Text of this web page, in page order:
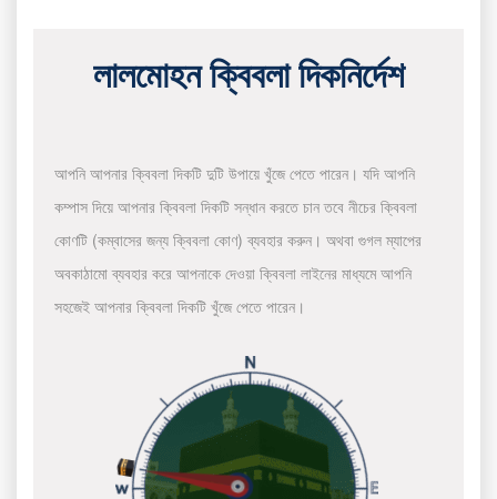
লালমোহন ক্বিবলা দিকনির্দেশ
আপনি আপনার ক্বিবলা দিকটি দুটি উপায়ে খুঁজে পেতে পারেন। যদি আপনি
কম্পাস দিয়ে আপনার ক্বিবলা দিকটি সন্ধান করতে চান তবে নীচের ক্বিবলা
কোণটি (কম্বাসের জন্য ক্বিবলা কোণ) ব্যবহার করুন। অথবা গুগল ম্যাপের
অবকাঠামো ব্যবহার করে আপনাকে দেওয়া ক্বিবলা লাইনের মাধ্যমে আপনি
সহজেই আপনার ক্বিবলা দিকটি খুঁজে পেতে পারেন।